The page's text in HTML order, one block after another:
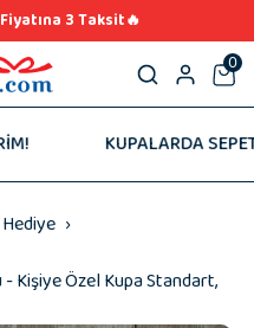
3 Taksit🔥
0
KUPALARDA
Kişiye Özel Kupa Standart,